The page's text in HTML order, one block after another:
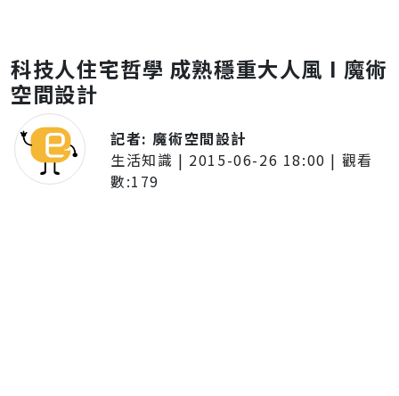
科技人住宅哲學 成熟穩重大人風 I 魔術
空間設計
記者:魔術空間設計
生活知識 | 2015-06-26 18:00 | 觀看
數:179